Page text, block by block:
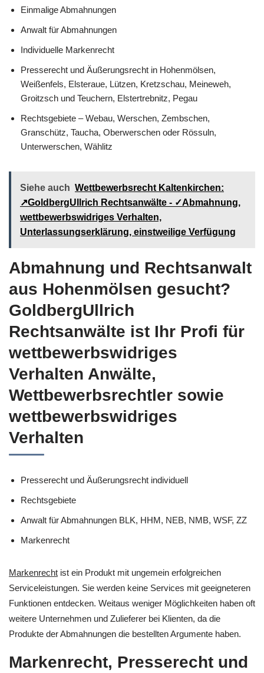
Einmalige Abmahnungen
Anwalt für Abmahnungen
Individuelle Markenrecht
Presserecht und Äußerungsrecht in Hohenmölsen,
Weißenfels, Elsteraue, Lützen, Kretzschau, Meineweh,
Groitzsch und Teuchern, Elstertrebnitz, Pegau
Rechtsgebiete – Webau, Werschen, Zembschen,
Granschütz, Taucha, Oberwerschen oder Rössuln,
Unterwerschen, Wählitz
Siehe auch Wettbewerbsrecht Kaltenkirchen:
↗GoldbergUllrich Rechtsanwälte - ✓Abmahnung,
wettbewerbswidriges Verhalten,
Unterlassungserklärung, einstweilige Verfügung
Abmahnung und Rechtsanwalt
aus Hohenmölsen gesucht?
GoldbergUllrich
Rechtsanwälte ist Ihr Profi für
wettbewerbswidriges
Verhalten Anwälte,
Wettbewerbsrechtler sowie
wettbewerbswidriges
Verhalten
Presserecht und Äußerungsrecht individuell
Rechtsgebiete
Anwalt für Abmahnungen BLK, HHM, NEB, NMB, WSF, ZZ
Markenrecht
Markenrecht ist ein Produkt mit ungemein erfolgreichen
Serviceleistungen. Sie werden keine Services mit geeigneteren
Funktionen entdecken. Weitaus weniger Möglichkeiten haben oft
weitere Unternehmen und Zulieferer bei Klienten, da die
Produkte der Abmahnungen die bestellten Argumente haben.
Markenrecht, Presserecht und